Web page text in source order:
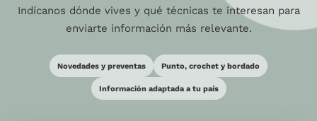
Indícanos dónde vives y qué técnicas te interesan para
enviarte información más relevante.
Novedades y preventas Punto, crochet y bordado
Información adaptada a tu país